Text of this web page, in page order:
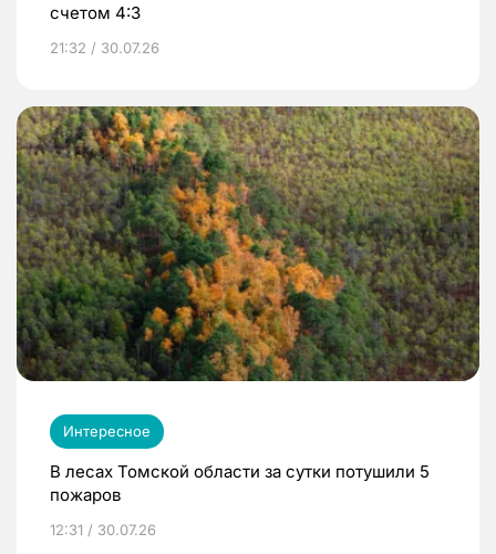
счетом 4:3
21:32 / 30.07.26
Интересное
В лесах Томской области за сутки потушили 5
пожаров
12:31 / 30.07.26